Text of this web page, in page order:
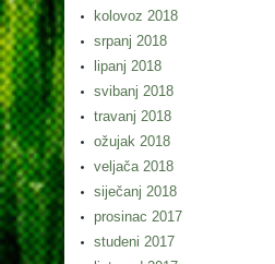
kolovoz 2018
srpanj 2018
lipanj 2018
svibanj 2018
travanj 2018
ožujak 2018
veljača 2018
siječanj 2018
prosinac 2017
studeni 2017